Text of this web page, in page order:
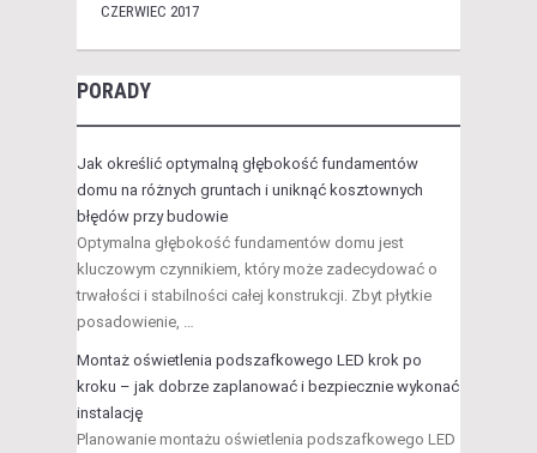
CZERWIEC 2017
PORADY
Jak określić optymalną głębokość fundamentów
domu na różnych gruntach i uniknąć kosztownych
błędów przy budowie
Optymalna głębokość fundamentów domu jest
kluczowym czynnikiem, który może zadecydować o
trwałości i stabilności całej konstrukcji. Zbyt płytkie
posadowienie, …
Montaż oświetlenia podszafkowego LED krok po
kroku – jak dobrze zaplanować i bezpiecznie wykonać
instalację
Planowanie montażu oświetlenia podszafkowego LED